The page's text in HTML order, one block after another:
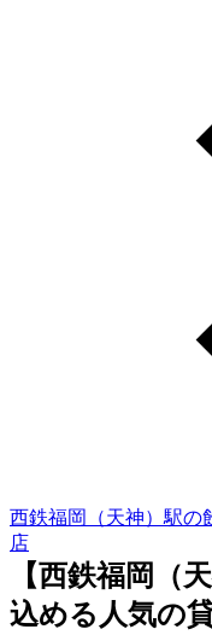
西鉄福岡（天神）駅の
店
【西鉄福岡（
込める人気の